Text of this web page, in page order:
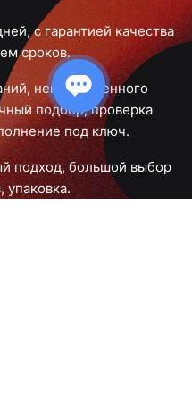
с гарантией качества
сроков.
некачественного
подбор, проверка
под ключ.
подход, большой выбор
упаковка.